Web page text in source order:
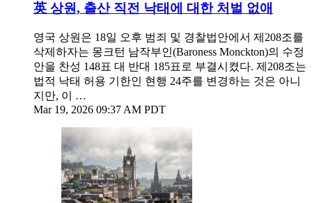
英 상원, 출산 직전 낙태에 대한 처벌 없애
영국 상원은 18일 오후 범죄 및 경찰법안에서 제208조를
삭제하자는 몽크턴 남작부인(Baroness Monckton)의 수정
안을 찬성 148표 대 반대 185표로 부결시켰다. 제208조는
법적 낙태 허용 기한인 현행 24주를 변경하는 것은 아니
지만, 이 …
Mar 19, 2026 09:37 AM PDT